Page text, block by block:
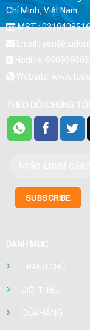
Chí Minh, Việt Nam
MST : 0319408516
Email :
Hotline:
Website:
THEO DÕI CHÚNG TÔI
DANH MỤC
TRANG CHỦ
GIỚI THIỆU
CỬA HÀNG